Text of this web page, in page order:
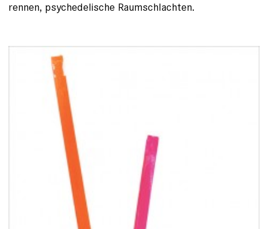
rennen, psychedelische Raumschlachten.